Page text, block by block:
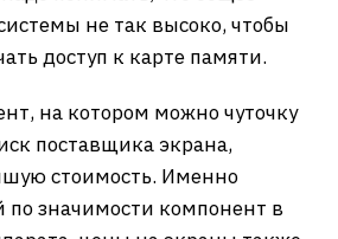
не так высоко, чтобы
доступ к карте памяти.
на котором можно чуточку
поставщика экрана,
стоимость. Именно
по значимости компонент в